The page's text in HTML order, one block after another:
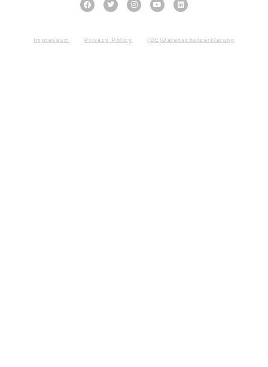
Impressum Privacy Policy (DE)Datenschutzerklärung